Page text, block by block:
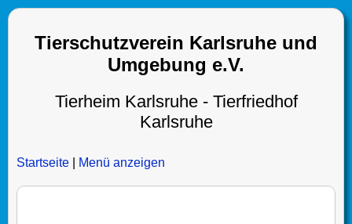
Tierschutzverein Karlsruhe und
Umgebung e.V.
Tierheim Karlsruhe - Tierfriedhof
Karlsruhe
Startseite Menü anzeigen